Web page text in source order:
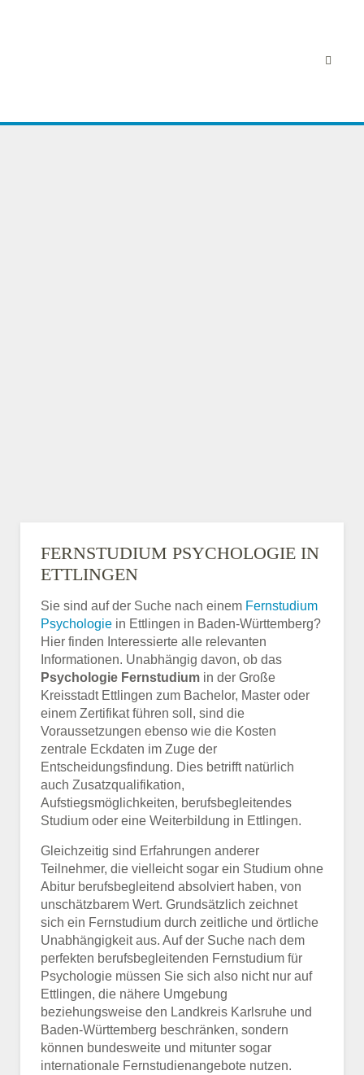
FERNSTUDIUM PSYCHOLOGIE IN
ETTLINGEN
Sie sind auf der Suche nach einem Fernstudium
Psychologie in Ettlingen in Baden-Württemberg?
Hier finden Interessierte alle relevanten
Informationen. Unabhängig davon, ob das
Psychologie Fernstudium in der Große
Kreisstadt Ettlingen zum Bachelor, Master oder
einem Zertifikat führen soll, sind die
Voraussetzungen ebenso wie die Kosten
zentrale Eckdaten im Zuge der
Entscheidungsfindung. Dies betrifft natürlich
auch Zusatzqualifikation,
Aufstiegsmöglichkeiten, berufsbegleitendes
Studium oder eine Weiterbildung in Ettlingen.
Gleichzeitig sind Erfahrungen anderer
Teilnehmer, die vielleicht sogar ein Studium ohne
Abitur berufsbegleitend absolviert haben, von
unschätzbarem Wert. Grundsätzlich zeichnet
sich ein Fernstudium durch zeitliche und örtliche
Unabhängigkeit aus. Auf der Suche nach dem
perfekten berufsbegleitenden Fernstudium für
Psychologie müssen Sie sich also nicht nur auf
Ettlingen, die nähere Umgebung
beziehungsweise den Landkreis Karlsruhe und
Baden-Württemberg beschränken, sondern
können bundesweite und mitunter sogar
internationale Fernstudienangebote nutzen.